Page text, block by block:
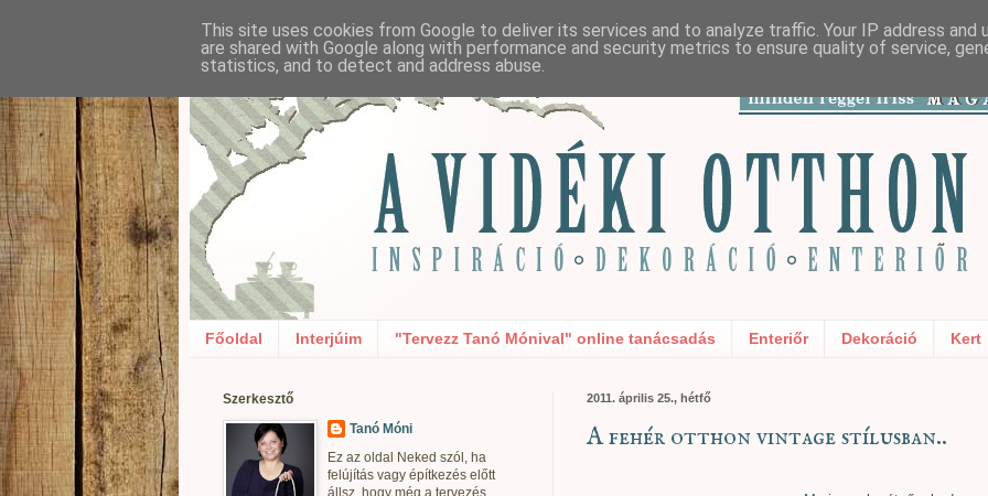
Főoldal Interjúim "Tervezz Tanó Mónival" online tanácsadás Enteriőr Dekoráció Kert
2011. április 25., hétfő
A fehér otthon vintage stílusban..
Szerkesztő
Tanó Móni
Ez az oldal Neked szól, ha
felújítás vagy építkezés előtt
állsz, hogy még a tervezés
This site uses cookies from Google to deliver its services and to analyze traffic. Your IP address and
are shared with Google along with performance and security metrics to ensure quality of service,
statistics, and to detect and address abuse.